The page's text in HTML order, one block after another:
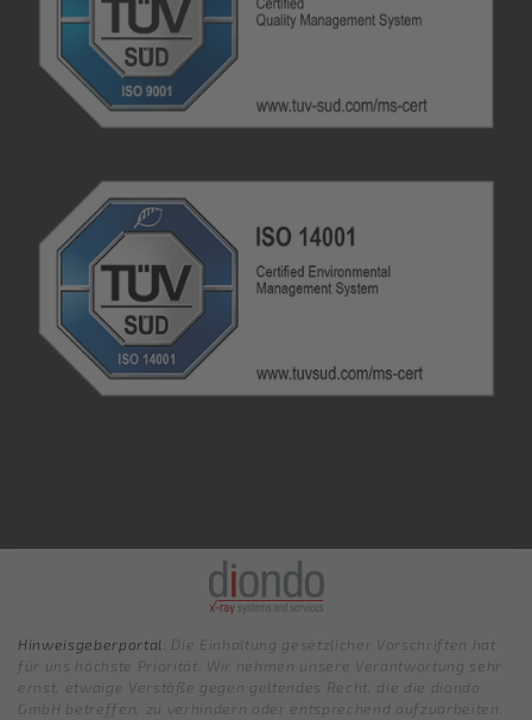
Hinweisgeberportal : Die Einhaltung gesetzlicher Vorschriften hat
für uns höchste Priorität. Wir nehmen unsere Verantwortung sehr
ernst, etwaige Verstöße gegen geltendes Recht, die die diondo
GmbH betreffen, zu verhindern oder entsprechend aufzuarbeiten.